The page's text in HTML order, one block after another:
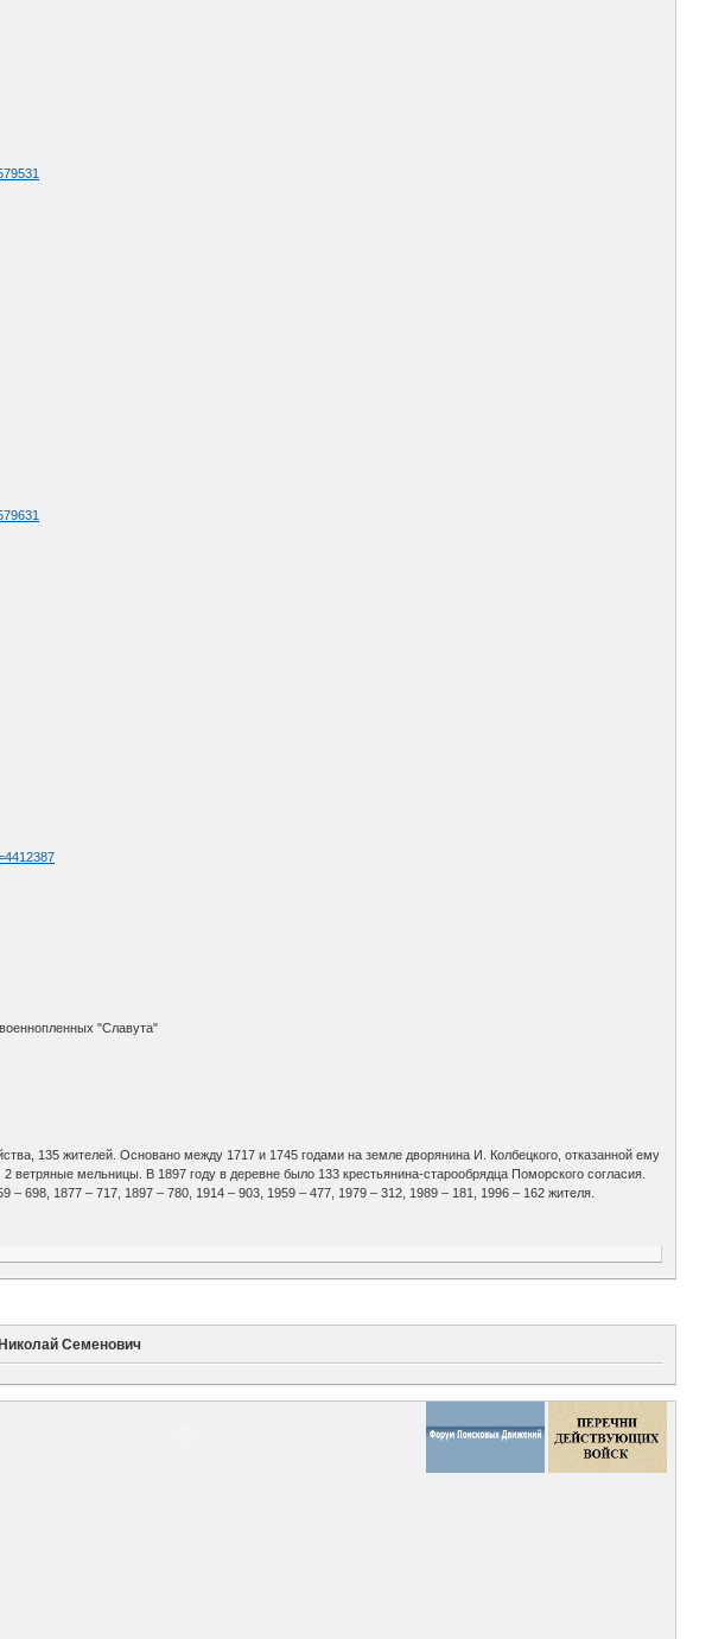
"Славута"
135 жителей. Основано между 1717 и 1745 годами на земле дворянина И. Колбецкого, отказанной ему
ветряные мельницы. В 1897 году в деревне было 133 крестьянина-старообрядца Поморского согласия.
698, 1877 – 717, 1897 – 780, 1914 – 903, 1959 – 477, 1979 – 312, 1989 – 181, 1996 – 162 жителя.
Семенович